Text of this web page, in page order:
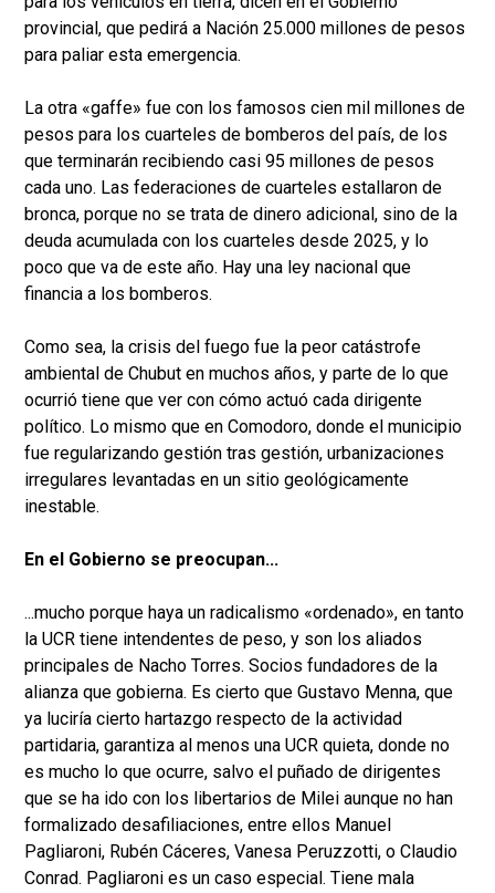
provincial, que pedirá a Nación 25.000 millones de pesos
para paliar esta emergencia.
La otra «gaffe» fue con los famosos cien mil millones de
pesos para los cuarteles de bomberos del país, de los
que terminarán recibiendo casi 95 millones de pesos
cada uno. Las federaciones de cuarteles estallaron de
bronca, porque no se trata de dinero adicional, sino de la
deuda acumulada con los cuarteles desde 2025, y lo
poco que va de este año. Hay una ley nacional que
financia a los bomberos.
Como sea, la crisis del fuego fue la peor catástrofe
ambiental de Chubut en muchos años, y parte de lo que
ocurrió tiene que ver con cómo actuó cada dirigente
político. Lo mismo que en Comodoro, donde el municipio
fue regularizando gestión tras gestión, urbanizaciones
irregulares levantadas en un sitio geológicamente
inestable.
En el Gobierno se preocupan...
...mucho porque haya un radicalismo «ordenado», en tanto
la UCR tiene intendentes de peso, y son los aliados
principales de Nacho Torres. Socios fundadores de la
alianza que gobierna. Es cierto que Gustavo Menna, que
ya luciría cierto hartazgo respecto de la actividad
partidaria, garantiza al menos una UCR quieta, donde no
es mucho lo que ocurre, salvo el puñado de dirigentes
que se ha ido con los libertarios de Milei aunque no han
formalizado desafiliaciones, entre ellos Manuel
Pagliaroni, Rubén Cáceres, Vanesa Peruzzotti, o Claudio
Conrad. Pagliaroni es un caso especial. Tiene mala